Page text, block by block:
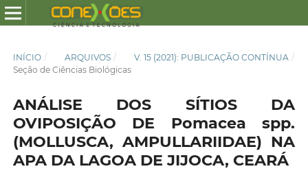
INÍCIO / ARQUIVOS / V. 15 (2021): PUBLICAÇÃO CONTÍNUA /
Seção de Ciências Biológicas
ANÁLISE DOS SÍTIOS DA
OVIPOSIÇÃO DE Pomacea spp.
(MOLLUSCA, AMPULLARIIDAE) NA
APA DA LAGOA DE JIJOCA, CEARÁ